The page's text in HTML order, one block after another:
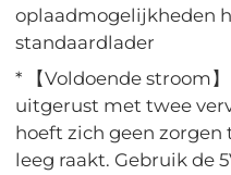
oplaadmogelijkheden
standaardlader
* 【Voldoende stroom
uitgerust met twee
hoeft zich geen zorgen
leeg raakt. Gebruik de